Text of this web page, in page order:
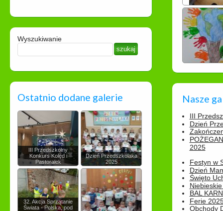
Wyszukiwanie
Ostatnio dodane galerie
III Przedszkolny
Konkurs Kolęd i
Pastorałek
Dzień Przedszkolaka
2025
32. Akcja Sprzątanie
Świata - Polska, pod
Nasze
III
Dzień
2025
Festyn w
Dzień
Święto
BAL
Ferie
Obchody